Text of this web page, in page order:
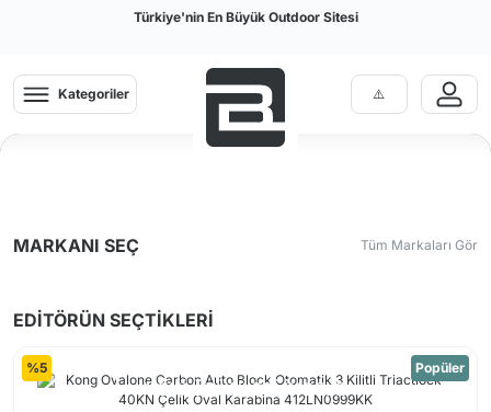
Türkiye'nin En Büyük Outdoor Sitesi
Kategoriler
YENİ ÜRÜNLERİ İNCELE
MARKANI SEÇ Tüm Markaları Gör
EDİTÖRÜN SEÇTİKLERİ
%5 Popüler